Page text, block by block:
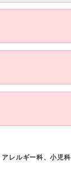
レルギー科、小児科